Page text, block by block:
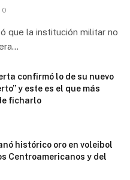
0
que la institución militar no
confirmó lo de su nuevo
y este es el que más
ficharlo
histórico oro en voleibol
Centroamericanos y del